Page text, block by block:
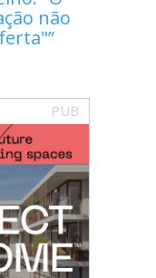
não
PUB